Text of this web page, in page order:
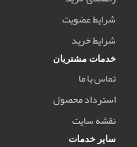
شرایط عضویت
شرایط خرید
خدمات مشتریان
تماس با ما
استرداد محصول
نقشه سایت
سایر خدمات